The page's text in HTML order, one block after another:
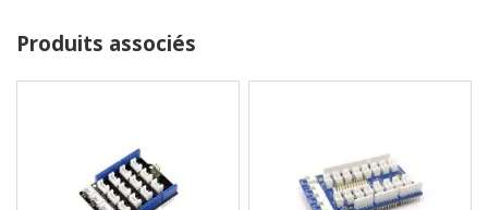
Produits associés